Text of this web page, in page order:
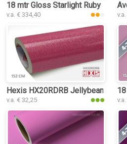
18 mtr Gloss Starlight Ruby Red
v.a. € 334,40
Hexis HX20RDRB Jellybean Pink
v.a. € 32,25